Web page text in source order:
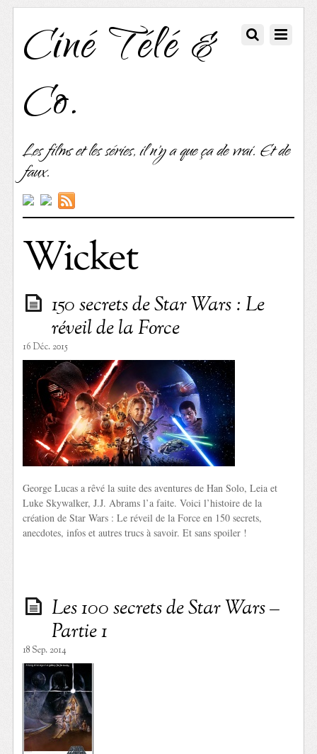
Ciné Télé &
Co.
Les films et les séries, il n'y a que ça de vrai. Et de
faux.
Wicket
150 secrets de Star Wars : Le
réveil de la Force
16 Déc. 2015
George Lucas a rêvé la suite des aventures de Han Solo, Leia et
Luke Skywalker, J.J. Abrams l’a faite. Voici l’histoire de la
création de Star Wars : Le réveil de la Force en 150 secrets,
anecdotes, infos et autres trucs à savoir. Et sans spoiler !
Les 100 secrets de Star Wars –
Partie 1
18 Sep. 2014